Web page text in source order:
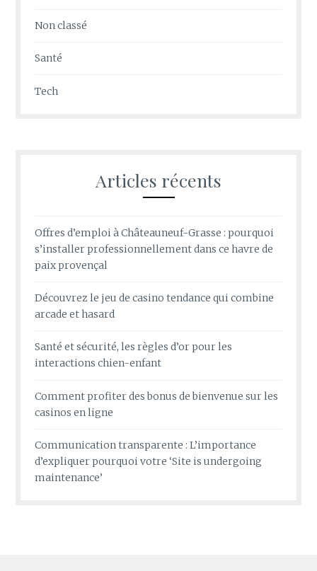
Non classé
Santé
Tech
Articles récents
Offres d’emploi à Châteauneuf-Grasse : pourquoi
s’installer professionnellement dans ce havre de
paix provençal
Découvrez le jeu de casino tendance qui combine
arcade et hasard
Santé et sécurité, les règles d’or pour les
interactions chien-enfant
Comment profiter des bonus de bienvenue sur les
casinos en ligne
Communication transparente : L’importance
d’expliquer pourquoi votre ‘Site is undergoing
maintenance’